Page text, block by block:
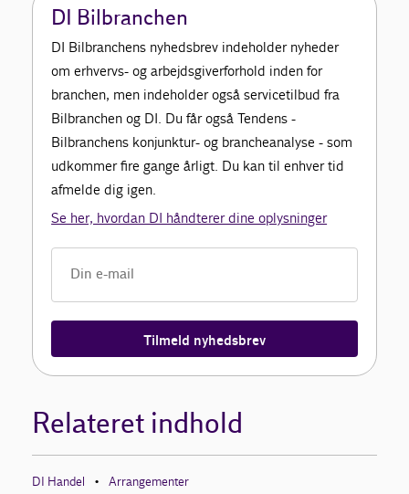
DI Bilbranchen
DI Bilbranchens nyhedsbrev indeholder nyheder
om erhvervs- og arbejdsgiverforhold inden for
branchen, men indeholder også servicetilbud fra
Bilbranchen og DI. Du får også Tendens -
Bilbranchens konjunktur- og brancheanalyse - som
udkommer fire gange årligt. Du kan til enhver tid
afmelde dig igen.
Se her, hvordan DI håndterer dine oplysninger
Tilmeld nyhedsbrev
Relateret indhold
DI Handel • Arrangementer